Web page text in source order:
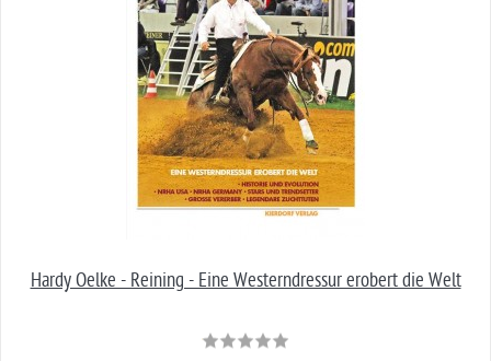
Hardy Oelke - Reining - Eine Westerndressur erobert die Welt